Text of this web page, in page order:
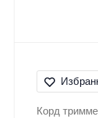
Корд